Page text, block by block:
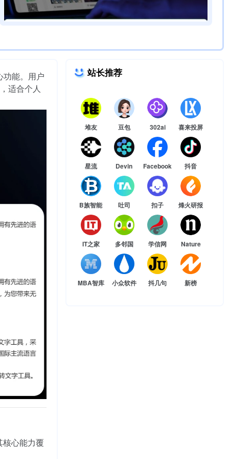
功能。用户
适合个人
核心能力覆
站长推荐
堆友 豆包 302ai 喜来投屏
星流 Devin Facebook 抖音
B族智能 吐司 扣子 烽火研报
IT之家 多邻国 学信网 Nature
MBA智库 小众软件 抖几句 新榜